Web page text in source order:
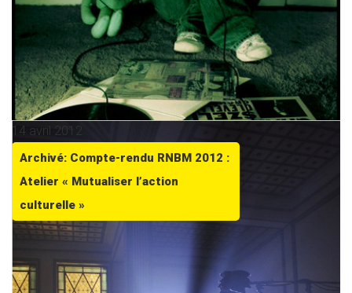
14 avril 2012
Archivé: Compte-rendu RNBM 2012 :
Atelier « Mutualiser l’action
culturelle »